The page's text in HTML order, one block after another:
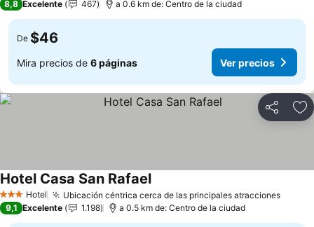
8,8 Excelente 467 a 0.6 km de: Centro de la ciudad
De $46
Mira precios de 6 páginas Ver precios
Compartir
3 Estrellas
Hotel Ubicación céntrica cerca de las principales atraccionesVer
Hotel Casa San RafaelVer precios
9,1 Excelente 1.198 a 0.5 km de: Centro de la ciudad